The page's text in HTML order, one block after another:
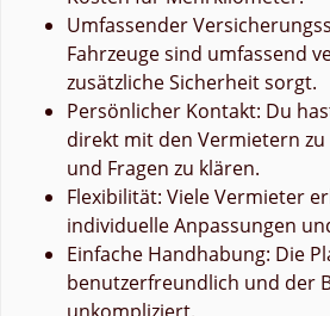
Umfassender
Fahrzeuge sind umfassend
zusätzliche Sicherheit sorgt.
Persönlicher Kontakt: Du
direkt mit den Vermietern
und Fragen zu klären.
Flexibilität: Viele Vermieter
individuelle Anpassungen
Einfache Handhabung: Die
benutzerfreundlich und der